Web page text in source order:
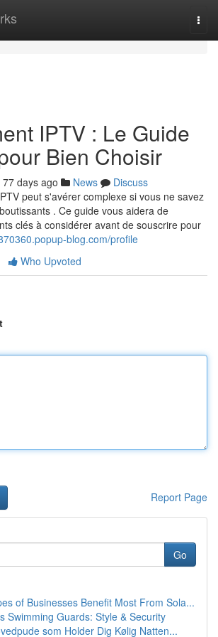
IPTV : Le Guide
Bien Choisir
77 days ago News
Discuss
peut s'avérer complexe si vous ne savez
. Ce guide vous aidera de
clés à considérer avant de souscrire pour
blog.com/profile
Who Upvoted
Report Page
Go
of Businesses Benefit Most From Sola...
Swimming Guards: Style & Security
som Holder Dig Kølig Natten...